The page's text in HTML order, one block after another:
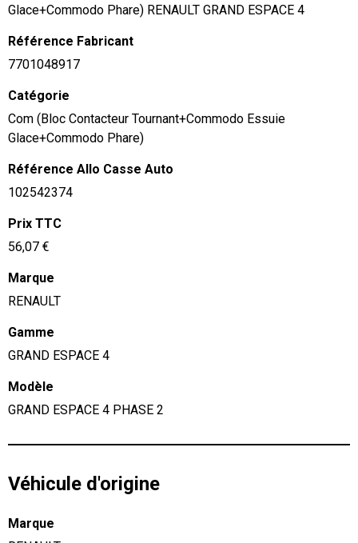
Glace+Commodo Phare) RENAULT GRAND ESPACE 4
Référence Fabricant
7701048917
Catégorie
Com (Bloc Contacteur Tournant+Commodo Essuie
Glace+Commodo Phare)
Référence Allo Casse Auto
102542374
Prix TTC
56,07 €
Marque
RENAULT
Gamme
GRAND ESPACE 4
Modèle
GRAND ESPACE 4 PHASE 2
Véhicule d'origine
Marque